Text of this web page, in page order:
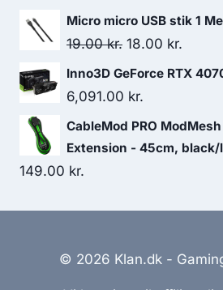
price
was:
price
is:
Micro micro USB stik 1
19.00kr. Original
price
was:
18.00 kr.
price
Inno3D GeForce RTX
6,091.00 kr.
CableMod PRO
Extension - 45cm,
149.00 kr.
© 2026 Klan.dk -